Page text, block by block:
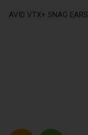
AVID VTX+ SNAG EARS